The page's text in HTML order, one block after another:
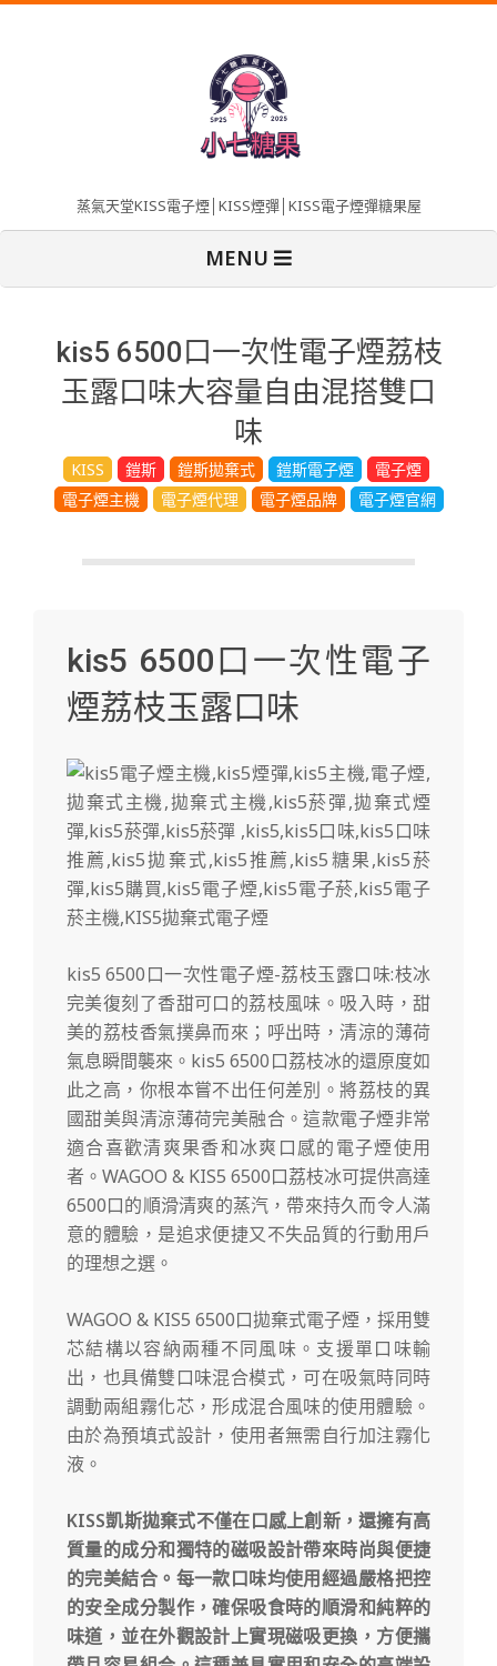
蒸氣天堂KISS電子煙│KISS煙彈│KISS電子煙彈糖果屋
MENU
kis5 6500口一次性電子煙荔枝
玉露口味大容量自由混搭雙口
味
KISS 鎧斯 鎧斯拋棄式 鎧斯電子煙
電子煙
電子煙主機
電子煙代理 電子煙品牌 電子煙官網
kis5 6500口一次性電子
煙荔枝玉露口味
kis5 6500口一次性電子煙-荔枝玉露口味:枝冰
完美復刻了香甜可口的荔枝風味。吸入時，甜
美的荔枝香氣撲鼻而來；呼出時，清涼的薄荷
氣息瞬間襲來。kis5 6500口荔枝冰的還原度如
此之高，你根本嘗不出任何差別。將荔枝的異
國甜美與清涼薄荷完美融合。這款電子煙非常
適合喜歡清爽果香和冰爽口感的電子煙使用
者。WAGOO & KIS5 6500口荔枝冰可提供高達
6500口的順滑清爽的蒸汽，帶來持久而令人滿
意的體驗，是追求便捷又不失品質的行動用戶
的理想之選。
WAGOO & KIS5 6500口拋棄式電子煙，採用雙
芯結構以容納兩種不同風味。支援單口味輸
出，也具備雙口味混合模式，可在吸氣時同時
調動兩組霧化芯，形成混合風味的使用體驗。
由於為預填式設計，使用者無需自行加注霧化
液。
KISS凱斯拋棄式不僅在口感上創新，還擁有高
質量的成分和獨特的磁吸設計帶來時尚與便捷
的完美結合。每一款口味均使用經過嚴格把控
的安全成分製作，確保吸食時的順滑和純粹的
味道，並在外觀設計上實現磁吸更換， 方便攜